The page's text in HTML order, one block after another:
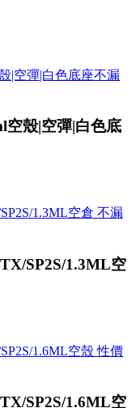
空殼|空彈|白色底
SP2S/1.3ML空
SP2S/1.6ML空